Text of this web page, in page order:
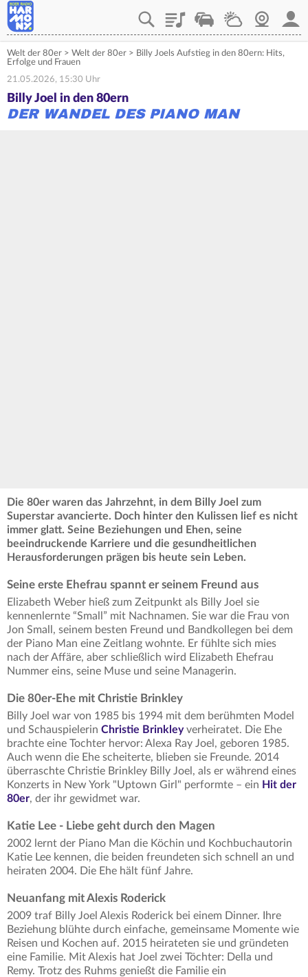
PlaylistVerkehrWetterWebcam
Welt der 80er > Welt der 80er > Billy Joels Aufstieg in den 80ern: Hits,
Erfolge und Frauen
21.05.2026, 15:30 Uhr
Billy Joel in den 80ern
DER WANDEL DES PIANO MAN
Die 80er waren das Jahrzehnt, in dem Billy Joel zum
Superstar avancierte. Doch hinter den Kulissen lief es nicht
immer glatt. Seine Beziehungen und Ehen, seine
beeindruckende Karriere und die gesundheitlichen
Herausforderungen prägen bis heute sein Leben.
Seine erste Ehefrau spannt er seinem Freund aus
Elizabeth Weber hieß zum Zeitpunkt als Billy Joel sie
kennenlernte “Small” mit Nachnamen. Sie war die Frau von
Jon Small, seinem besten Freund und Bandkollegen bei dem
der Piano Man eine Zeitlang wohnte. Er fühlte sich mies
nach der Affäre, aber schließlich wird Elizabeth Ehefrau
Nummer eins, seine Muse und seine Managerin.
Die 80er-Ehe mit Christie Brinkley
Billy Joel war von 1985 bis 1994 mit dem berühmten Model
und Schauspielerin Christie Brinkleyverheiratet. Die Ehe
brachte eine Tochter hervor: Alexa Ray Joel, geboren 1985.
Auch wenn die Ehe scheiterte, blieben sie Freunde. 2014
überraschte Christie Brinkley Billy Joel, als er während eines
Konzerts in New York "Uptown Girl" performte – ein Hit der
80er, der ihr gewidmet war.
Katie Lee - Liebe geht durch den Magen
2002 lernt der Piano Man die Köchin und Kochbuchautorin
Katie Lee kennen, die beiden freundeten sich schnell an und
heiraten 2004. Die Ehe hält fünf Jahre.
Neuanfang mit Alexis Roderick
2009 traf Billy Joel Alexis Roderick bei einem Dinner. Ihre
Beziehung blühte durch einfache, gemeinsame Momente wie
Reisen und Kochen auf. 2015 heirateten sie und gründeten
eine Familie. Mit Alexis hat Joel zwei Töchter: Della und
Remy. Trotz des Ruhms genießt die Familie ein